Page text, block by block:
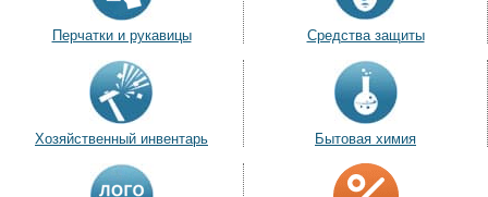
Перчатки и рукавицы Средства защиты
Хозяйственный инвентарь Бытовая химия